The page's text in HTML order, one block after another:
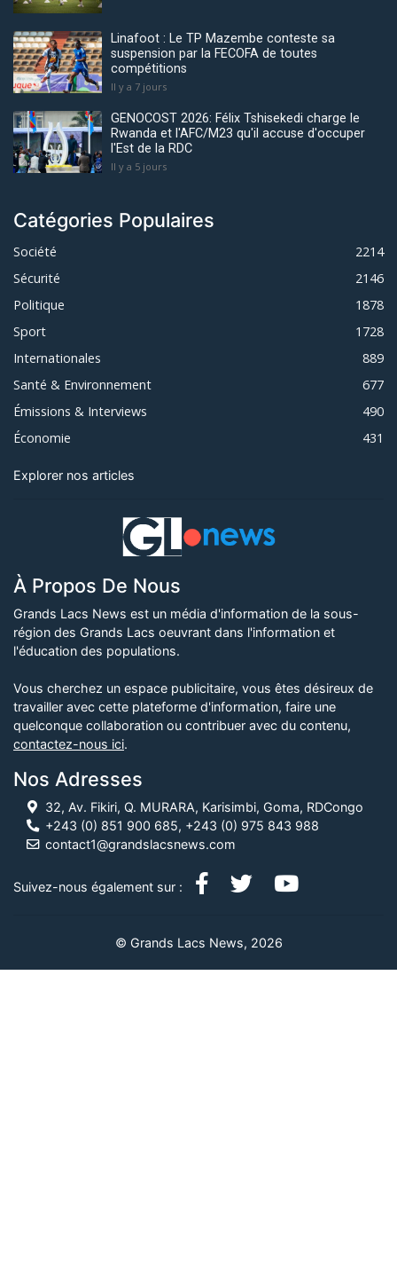
Linafoot : Le TP Mazembe conteste sa
suspension par la FECOFA de toutes
compétitions
Il y a 7 jours
GENOCOST 2026: Félix Tshisekedi charge le
Rwanda et l'AFC/M23 qu'il accuse d'occuper
l'Est de la RDC
Il y a 5 jours
Catégories Populaires
Société
2214
Sécurité
2146
Politique
1878
Sport
1728
Internationales
889
Santé & Environnement
677
Émissions & Interviews
490
Économie
431
Explorer nos articles
À Propos De Nous
Grands Lacs News est un média d'information de la sous-
région des Grands Lacs oeuvrant dans l'information et
l'éducation des populations.
Vous cherchez un espace publicitaire, vous êtes désireux de
travailler avec cette plateforme d'information, faire une
quelconque collaboration ou contribuer avec du contenu,
contactez-nous ici.
Nos Adresses
32, Av. Fikiri, Q. MURARA, Karisimbi, Goma, RDCongo
+243 (0) 851 900 685, +243 (0) 975 843 988
contact1@grandslacsnews.com
Suivez-nous également sur :
© Grands Lacs News, 2026